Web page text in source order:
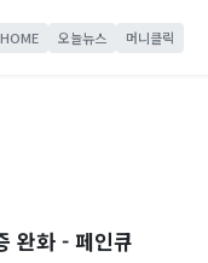
HOME 오늘뉴스 머니클릭
완화 - 페인큐